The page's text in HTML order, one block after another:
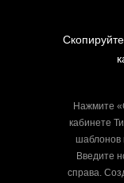
Нажмите
кабинете
шаблонов
Введите
справа.